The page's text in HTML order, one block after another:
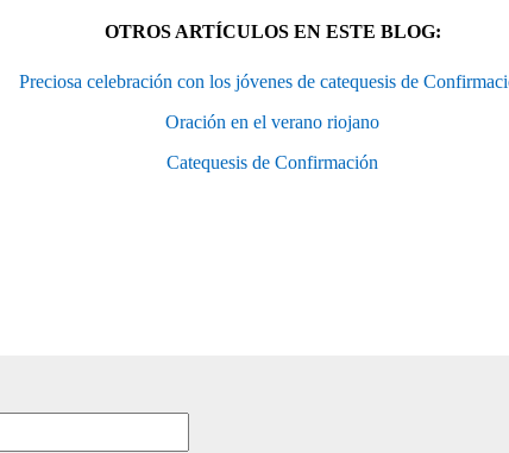
OTROS ARTÍCULOS EN ESTE BLOG:
Preciosa celebración con los jóvenes de catequesis de
Oración en el verano riojano
Catequesis de Confirmación